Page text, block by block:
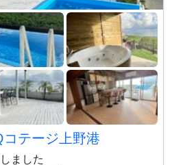
コテージ上野港
ました